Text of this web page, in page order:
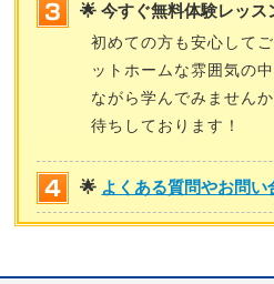
🌟 今すぐ無料体験レッス
初めての方も安心して
ットホームな雰囲気の
ながら学んでみません
待ちしております！
🌟 よくある質問やお問い